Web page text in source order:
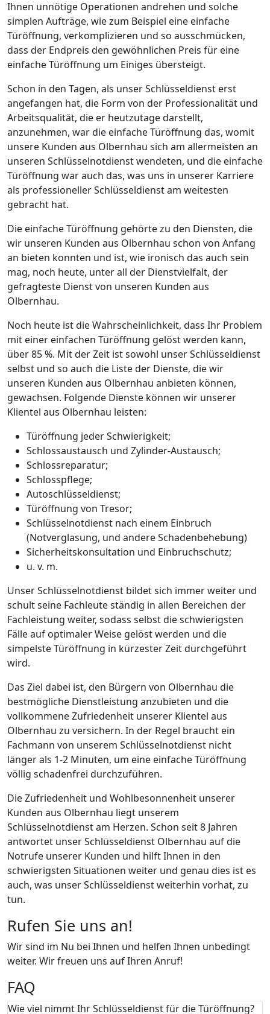
Ihnen unnötige Operationen andrehen und solche
simplen Aufträge, wie zum Beispiel eine einfache
Türöffnung, verkomplizieren und so ausschmücken,
dass der Endpreis den gewöhnlichen Preis für eine
einfache Türöffnung um Einiges übersteigt.
Schon in den Tagen, als unser Schlüsseldienst erst
angefangen hat, die Form von der Professionalität und
Arbeitsqualität, die er heutzutage darstellt,
anzunehmen, war die einfache Türöffnung das, womit
unsere Kunden aus Olbernhau sich am allermeisten an
unseren Schlüsselnotdienst wendeten, und die einfache
Türöffnung war auch das, was uns in unserer Karriere
als professioneller Schlüsseldienst am weitesten
gebracht hat.
Die einfache Türöffnung gehörte zu den Diensten, die
wir unseren Kunden aus Olbernhau schon von Anfang
an bieten konnten und ist, wie ironisch das auch sein
mag, noch heute, unter all der Dienstvielfalt, der
gefragteste Dienst von unseren Kunden aus
Olbernhau.
Noch heute ist die Wahrscheinlichkeit, dass Ihr Problem
mit einer einfachen Türöffnung gelöst werden kann,
über 85 %. Mit der Zeit ist sowohl unser Schlüsseldienst
selbst und so auch die Liste der Dienste, die wir
unseren Kunden aus Olbernhau anbieten können,
gewachsen. Folgende Dienste können wir unserer
Klientel aus Olbernhau leisten:
Türöffnung jeder Schwierigkeit;
Schlossaustausch und Zylinder-Austausch;
Schlossreparatur;
Schlosspflege;
Autoschlüsseldienst;
Türöffnung von Tresor;
Schlüsselnotdienst nach einem Einbruch
(Notverglasung, und andere Schadenbehebung)
Sicherheitskonsultation und Einbruchschutz;
u. v. m.
Unser Schlüsselnotdienst bildet sich immer weiter und
schult seine Fachleute ständig in allen Bereichen der
Fachleistung weiter, sodass selbst die schwierigsten
Fälle auf optimaler Weise gelöst werden und die
simpelste Türöffnung in kürzester Zeit durchgeführt
wird.
Das Ziel dabei ist, den Bürgern von Olbernhau die
bestmögliche Dienstleistung anzubieten und die
vollkommene Zufriedenheit unserer Klientel aus
Olbernhau zu versichern. In der Regel braucht ein
Fachmann von unserem Schlüsselnotdienst nicht
länger als 1-2 Minuten, um eine einfache Türöffnung
völlig schadenfrei durchzuführen.
Die Zufriedenheit und Wohlbesonnenheit unserer
Kunden aus Olbernhau liegt unserem
Schlüsselnotdienst am Herzen. Schon seit 8 Jahren
antwortet unser Schlüsseldienst Olbernhau auf die
Notrufe unserer Kunden und hilft Ihnen in den
schwierigsten Situationen weiter und genau dies ist es
auch, was unser Schlüsseldienst weiterhin vorhat, zu
tun.
Rufen Sie uns an!
Wir sind im Nu bei Ihnen und helfen Ihnen unbedingt
weiter. Wir freuen uns auf Ihren Anruf!
FAQ
Wie viel nimmt Ihr Schlüsseldienst für die Türöffnung?